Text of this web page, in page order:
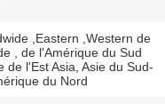
,Eastern ,Western de
, de l'Amérique du Sud
de l'Est Asia, Asie du Sud-
du Nord